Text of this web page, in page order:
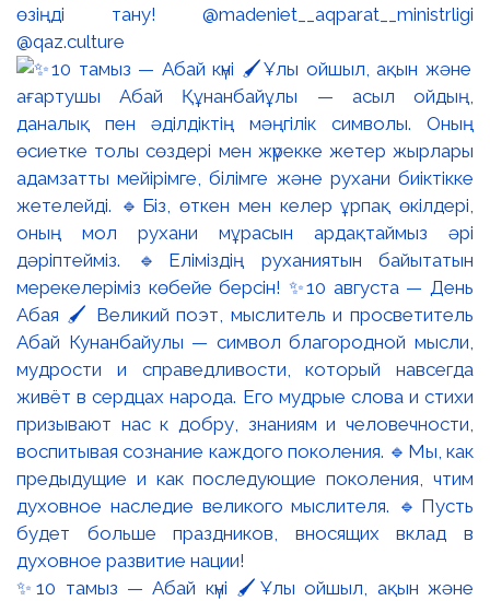
өзіңді тану! @madeniet__aqparat__ministrligi
@qaz.culture
✨10 тамыз — Абай күні 🖌️Ұлы ойшыл, ақын және